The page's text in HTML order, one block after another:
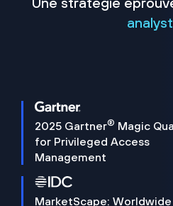
2025 Gartner® Magic
for Privileged Access
Management
MarketScape: Worldwide